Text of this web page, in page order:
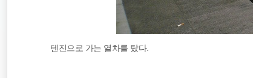
텐진으로 가는 열차를 탔다.